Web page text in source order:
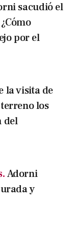
sacudió el
por el
la visita de
los
del
Adorni
y